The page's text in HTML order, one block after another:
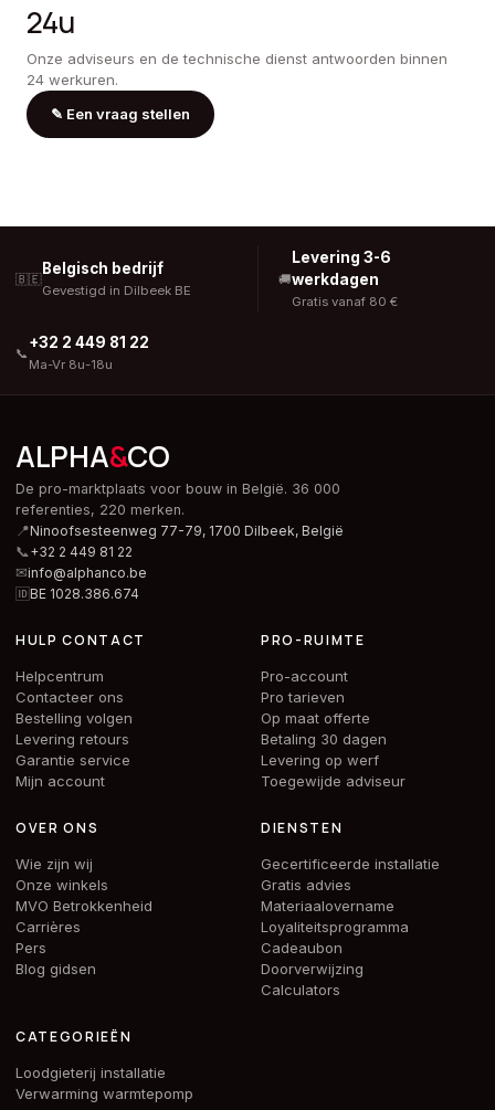
24u
Onze adviseurs en de technische dienst antwoorden binnen
24 werkuren.
✎ Een vraag stellen
🇧🇪
Belgisch bedrijf
Gevestigd in Dilbeek BE
🚚
Levering 3-6
werkdagen
Gratis vanaf 80 €
📞
+32 2 449 81 22
Ma-Vr 8u-18u
ALPHA&CO
De pro-marktplaats voor bouw in België. 36 000
referenties, 220 merken.
📍Ninoofsesteenweg 77-79, 1700 Dilbeek, België
📞+32 2 449 81 22
✉info@alphanco.be
🆔BE 1028.386.674
HULP CONTACT
Helpcentrum
Contacteer ons
Bestelling volgen
Levering retours
Garantie service
Mijn account
PRO-RUIMTE
Pro-account
Pro tarieven
Op maat offerte
Betaling 30 dagen
Levering op werf
Toegewijde adviseur
OVER ONS
Wie zijn wij
Onze winkels
MVO Betrokkenheid
Carrières
Pers
Blog gidsen
DIENSTEN
Gecertificeerde installatie
Gratis advies
Materiaalovername
Loyaliteitsprogramma
Cadeaubon
Doorverwijzing
Calculators
CATEGORIEËN
Loodgieterij installatie
Verwarming warmtepomp